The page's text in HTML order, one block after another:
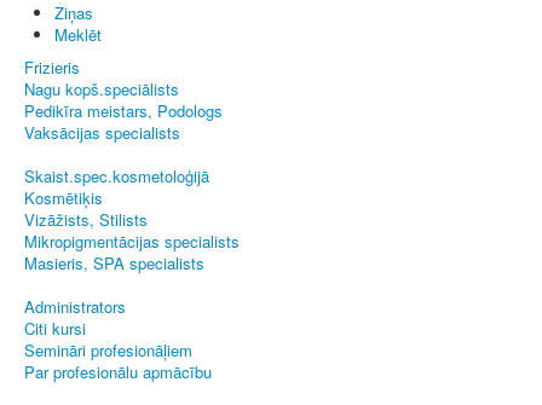
Ziņas
Meklēt
Frizieris
Nagu kopš.speciālists
Pedikīra meistars, Podologs
Vaksācijas specialists
Skaist.spec.kosmetoloģijā
Kosmētiķis
Vizāžists, Stilists
Mikropigmentācijas specialists
Masieris, SPA specialists
Administrators
Citi kursi
Semināri profesionāļiem
Par profesionālu apmācību